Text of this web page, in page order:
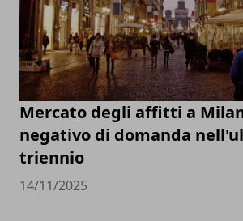
Mercato degli affitti a
negativo di domanda
triennio
14/11/2025